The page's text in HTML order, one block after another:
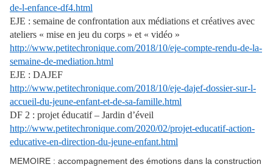
de-l-enfance-df4.html
EJE : semaine de confrontation aux médiations et créatives avec
ateliers « mise en jeu du corps » et « vidéo »
http://www.petitechronique.com/2018/10/eje-compte-rendu-de-la-
semaine-de-mediation.html
EJE : DAJEF
http://www.petitechronique.com/2018/10/eje-dajef-dossier-sur-l-
accueil-du-jeune-enfant-et-de-sa-famille.html
DF 2 : projet éducatif – Jardin d’éveil
http://www.petitechronique.com/2020/02/projet-educatif-action-
educative-en-direction-du-jeune-enfant.html
MEMOIRE : accompagnement des émotions dans la construction